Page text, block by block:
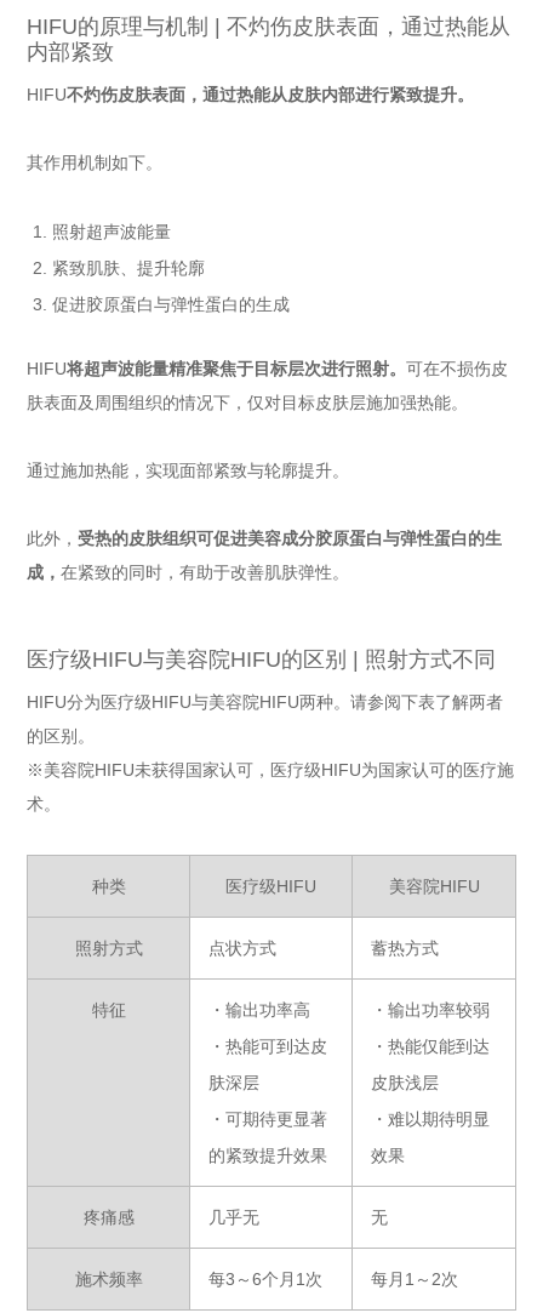
HIFU的原理与机制 | 不灼伤皮肤表面，通过热能从
内部紧致
HIFU不灼伤皮肤表面，通过热能从皮肤内部进行紧致提升。
其作用机制如下。
照射超声波能量
紧致肌肤、提升轮廓
促进胶原蛋白与弹性蛋白的生成
HIFU将超声波能量精准聚焦于目标层次进行照射。 可在不损伤皮
肤表面及周围组织的情况下，仅对目标皮肤层施加强热能。
通过施加热能，实现面部紧致与轮廓提升。
此外， 受热的皮肤组织可促进美容成分胶原蛋白与弹性蛋白的生
成， 在紧致的同时，有助于改善肌肤弹性。
医疗级HIFU与美容院HIFU的区别 | 照射方式不同
HIFU分为医疗级HIFU与美容院HIFU两种。请参阅下表了解两者
的区别。
※美容院HIFU未获得国家认可，医疗级HIFU为国家认可的医疗施
术。
种类 医疗级HIFU 美容院HIFU
照射方式 点状方式 蓄热方式
特征
・输出功率高
・热能可到达皮
肤深层
・可期待更显著
的紧致提升效果
・输出功率较弱
・热能仅能到达
皮肤浅层
・难以期待明显
效果
疼痛感 几乎无 无
施术频率 每3～6个月1次 每月1～2次